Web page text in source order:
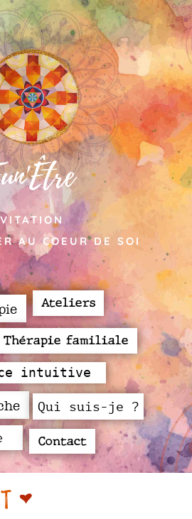
f
AU COEUR DE SOI​
Ateliers
Qui suis-je ?
Contact
Thérapie familiale
intuitive